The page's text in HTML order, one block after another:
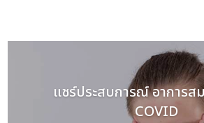
แชร์ประสบการณ์ อาการส
COVID